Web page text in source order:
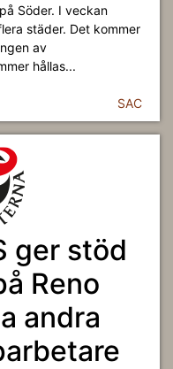
Söder. I veckan
städer. Det kommer
av
hållas...
SAC
ger stöd
Reno
andra